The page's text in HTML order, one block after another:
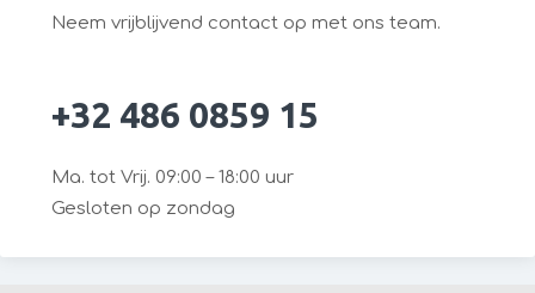
Neem vrijblijvend contact op met ons team.
+32 486 0859 15
Ma. tot Vrij. 09:00 – 18:00 uur
Gesloten op zondag